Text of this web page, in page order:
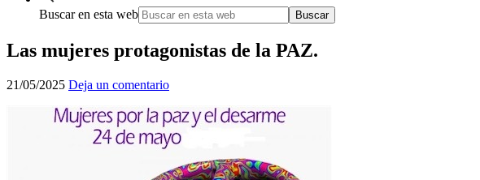
Buscar en esta web
Las mujeres protagonistas de la PAZ.
21/05/2025 Deja un comentario